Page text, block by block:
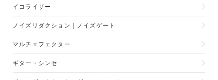
イコライザー
ノイズリダクション｜ノイズゲート
マルチエフェクター
ギター・シンセ